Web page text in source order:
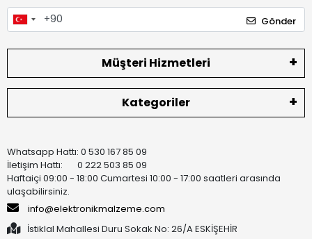
Gönder
Müşteri Hizmetleri
Kategoriler
Whatsapp Hattı: 0 530 167 85 09
İletişim Hattı: 0 222 503 85 09
Haftaiçi 09:00 - 18:00 Cumartesi 10:00 - 17:00 saatleri arasında
ulaşabilirsiniz.
info@elektronikmalzeme.com
İstiklal Mahallesi Duru Sokak No: 26/A ESKİŞEHİR